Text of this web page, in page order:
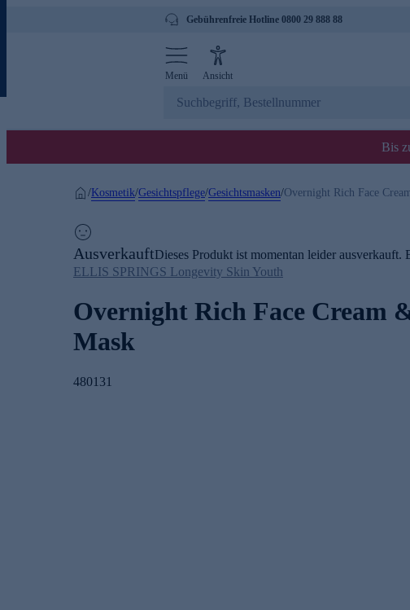
Gebührenfreie Hotline 0800 29 888 88
Menü Ansicht
Bis
/Kosmetik/Gesichtspflege/Gesichtsmasken/Overnight Rich Face
AusverkauftDieses Produkt ist momentan leider
ELLIS SPRINGS Longevity Skin Youth
Overnight Rich Face Cream
Mask
480131